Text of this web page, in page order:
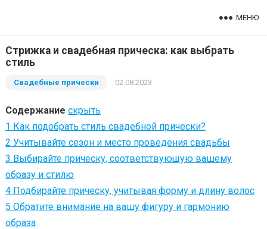
МЕНЮ
Стрижка и свадебная прическа: как выбрать
стиль
Свадебные прически 02.08.2023
Содержание скрыть
1 Как подобрать стиль свадебной прически?
2 Учитывайте сезон и место проведения свадьбы
3 Выбирайте прическу, соответствующую вашему
образу и стилю
4 Подбирайте прическу, учитывая форму и длину волос
5 Обратите внимание на вашу фигуру и гармонию
образа